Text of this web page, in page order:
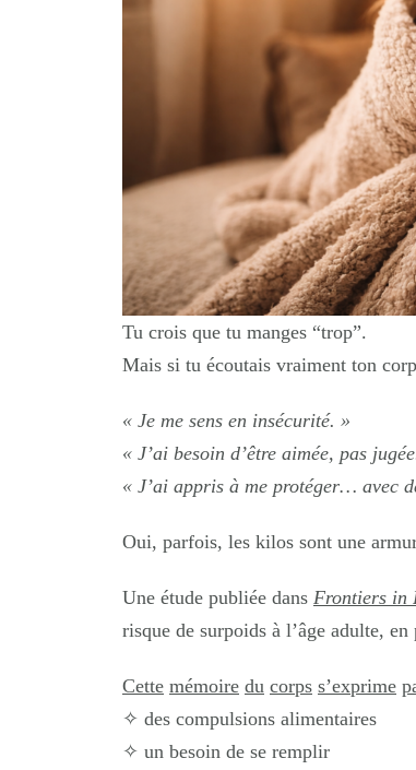
Tu crois que tu manges “trop”.
Mais si tu écoutais vraiment ton
« Je me sens en insécurité. »
« J’ai besoin d’être aimée, pas
« J’ai appris à me protéger… avec
Oui, parfois, les kilos sont une
Une étude publiée dans Frontiers in
risque de surpoids à l’âge adulte,
Cette mémoire du corps s’exprime
✧ des compulsions alimentaires
✧ un besoin de se remplir